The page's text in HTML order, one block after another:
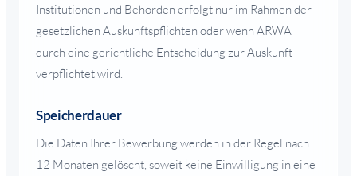
Institutionen und Behörden erfolgt nur im Rahmen der
gesetzlichen Auskunftspflichten oder wenn ARWA
durch eine gerichtliche Entscheidung zur Auskunft
verpflichtet wird.
Speicherdauer
Die Daten Ihrer Bewerbung werden in der Regel nach
12 Monaten gelöscht, soweit keine Einwilligung in eine